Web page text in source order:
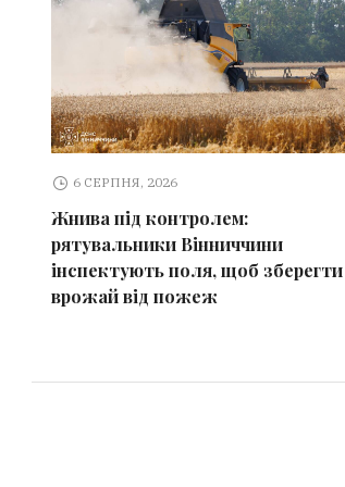
6 СЕРПНЯ, 2026
Жнива під контролем:
рятувальники Вінниччини
інспектують поля, щоб зберегти
врожай від пожеж